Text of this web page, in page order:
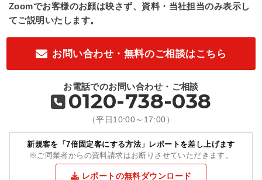
Zoomでお客様のお顔は映さず、資料・当社担当のみ表示し
てご説明いたします。
お問い合わせ・無料のご相談はこちら
お電話でのお問い合わせ・ご相談
0120-738-038
（平日10:00～17:00）
新規客を「7倍固定客にする方法」レポートを差し上げます
※ご同業者からの資料請求はお断りさせていただきます。
レポートの無料ダウンロード